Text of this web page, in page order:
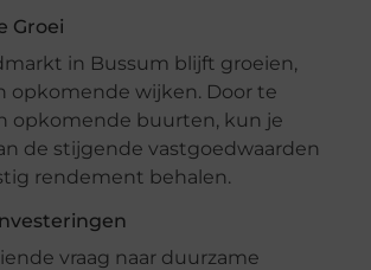
Groei
in Bussum blijft groeien,
opkomende wijken. Door te
opkomende buurten, kun je
de stijgende vastgoedwaarden
rendement behalen.
vraag naar duurzame